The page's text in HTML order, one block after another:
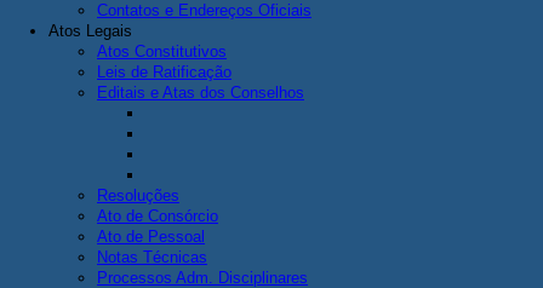
Contatos e Endereços Oficiais
Atos Legais
Atos Constitutivos
Leis de Ratificação
Editais e Atas dos Conselhos
Resoluções
Ato de Consórcio
Ato de Pessoal
Notas Técnicas
Processos Adm. Disciplinares